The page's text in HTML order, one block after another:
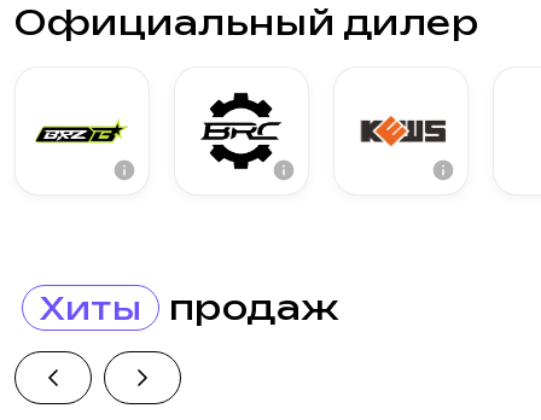
Официальный дилер
Хиты продаж